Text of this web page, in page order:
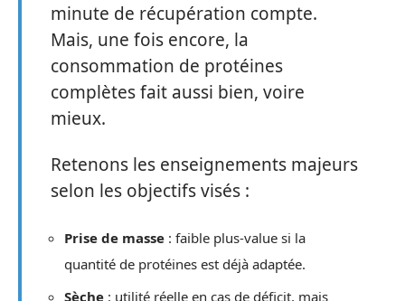
minute de récupération compte.
Mais, une fois encore, la
consommation de protéines
complètes fait aussi bien, voire
mieux.
Retenons les enseignements majeurs
selon les objectifs visés :
Prise de masse : faible plus-value si la
quantité de protéines est déjà adaptée.
Sèche : utilité réelle en cas de déficit, mais